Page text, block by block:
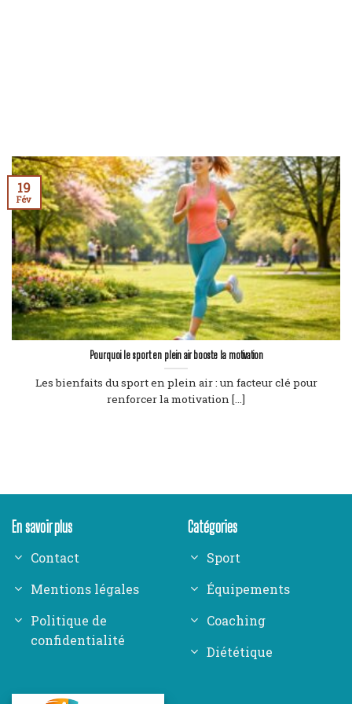
Pourquoi le sport en plein air booste la motivation
Les bienfaits du sport en plein air : un facteur clé pour
renforcer la motivation [...]
19
Fév
En savoir plus
Contact
Mentions légales
Politique de
confidentialité
Catégories
Sport
Équipements
Coaching
Diététique